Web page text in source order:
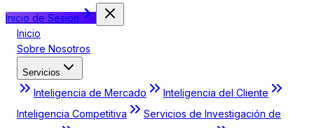
Inicio de Sesión
Inicio
Sobre Nosotros
Servicios
Inteligencia de Mercado
Inteligencia del Cliente
Inteligencia Competitiva
Servicios de Investigación de